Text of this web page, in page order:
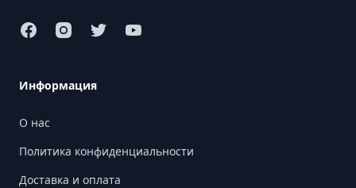
Информация
О нас
Политика конфиденциальности
Доставка и оплата